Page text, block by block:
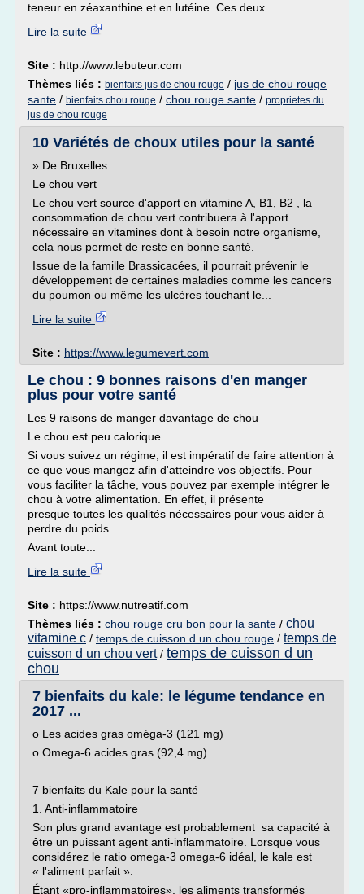
teneur en zéaxanthine et en lutéine. Ces deux...
Lire la suite
Site : http://www.lebuteur.com
Thèmes liés : bienfaits jus de chou rouge / jus de chou rouge
sante / bienfaits chou rouge / chou rouge sante / proprietes du
jus de chou rouge
10 Variétés de choux utiles pour la santé
» De Bruxelles
Le chou vert
Le chou vert source d'apport en vitamine A, B1, B2 , la
consommation de chou vert contribuera à l'apport
nécessaire en vitamines dont à besoin notre organisme,
cela nous permet de reste en bonne santé.
Issue de la famille Brassicacées, il pourrait prévenir le
développement de certaines maladies comme les cancers
du poumon ou même les ulcères touchant le...
Lire la suite
Site : https://www.legumevert.com
Le chou : 9 bonnes raisons d'en manger
plus pour votre santé
Les 9 raisons de manger davantage de chou
Le chou est peu calorique
Si vous suivez un régime, il est impératif de faire attention à
ce que vous mangez afin d'atteindre vos objectifs. Pour
vous faciliter la tâche, vous pouvez par exemple intégrer le
chou à votre alimentation. En effet, il présente
presque toutes les qualités nécessaires pour vous aider à
perdre du poids.
Avant toute...
Lire la suite
Site : https://www.nutreatif.com
Thèmes liés : chou rouge cru bon pour la sante / chou
vitamine c / temps de cuisson d un chou rouge / temps de
cuisson d un chou vert/ temps de cuisson d un
chou
7 bienfaits du kale: le légume tendance en
2017 ...
o Les acides gras oméga-3 (121 mg)
o Omega-6 acides gras (92,4 mg)
7 bienfaits du Kale pour la santé
1. Anti-inflammatoire
Son plus grand avantage est probablement sa capacité à
être un puissant agent anti-inflammatoire. Lorsque vous
considérez le ratio omega-3 omega-6 idéal, le kale est
« l'aliment parfait ».
Étant «pro-inflammatoires», les aliments transformés